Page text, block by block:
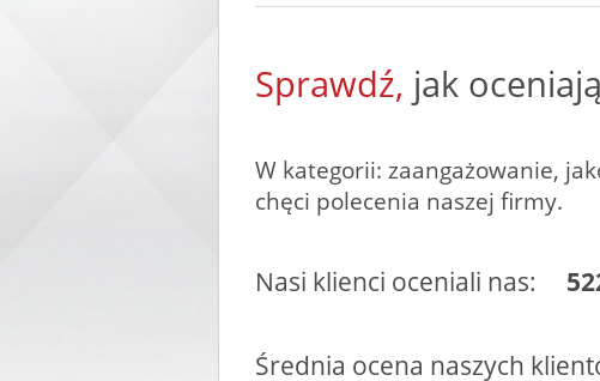
Sprawdź, jak
W kategorii: zaangażowanie,
chęci polecenia naszej firmy.
Nasi klienci oceniali nas:
Średnia ocena naszych